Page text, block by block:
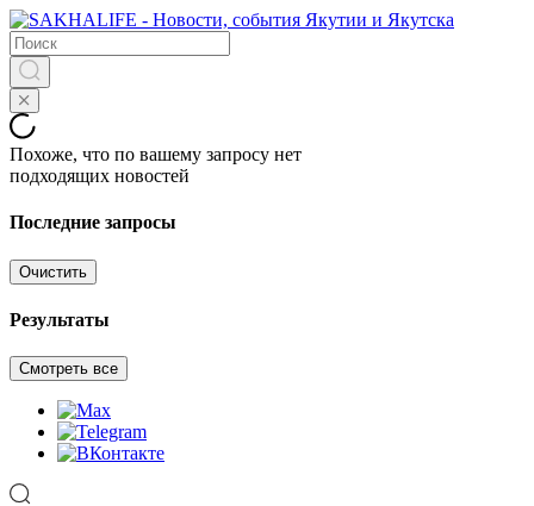
Похоже, что по вашему запросу нет
подходящих новостей
Последние запросы
Очистить
Результаты
Смотреть все